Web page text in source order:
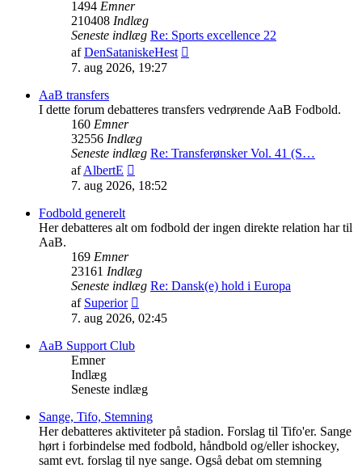
1494 Emner
210408 Indlæg
Seneste indlæg Re: Sports excellence 22
afDenSataniskeHest
7. aug 2026, 19:27
AaB transfers
I dette forum debatteres transfers vedrørende AaB Fodbold.
160 Emner
32556 Indlæg
Seneste indlæg Re: Transferønsker Vol. 41 (S…
afAlbertE
det
7. aug 2026, 18:52
Fodbold generelt
Her debatteres alt om fodbold der ingen direkte relation har til
AaB.
169 Emner
23161 Indlæg
Seneste indlæg Re: Dansk(e) hold i Europa
af Superior
det
7. aug 2026, 02:45
AaB Support Club
Emner
Indlæg
Seneste indlæg
Sange, Tifo, Stemning
Her debatteres aktiviteter på stadion. Forslag til Tifo'er. Sange
hørt i forbindelse med fodbold, håndbold og/eller ishockey,
samt evt. forslag til nye sange. Også debat om stemning